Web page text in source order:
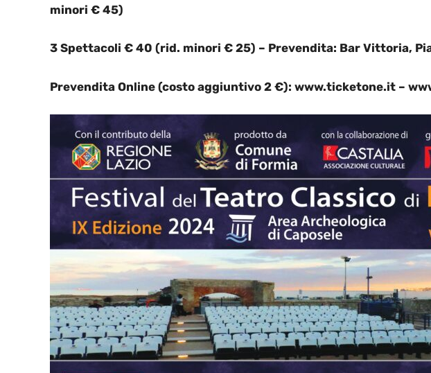
minori € 45)
3 Spettacoli € 40 (rid. minori € 25) – Prevendita: Bar Vittoria,
Prevendita Online (costo aggiuntivo 2 €): www.ticketone.it –